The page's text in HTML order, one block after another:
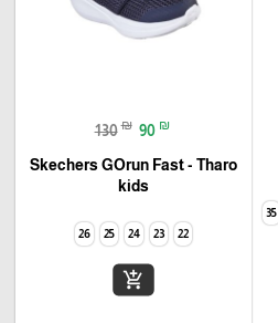
35
130 ₪ 90 ₪
Skechers GOrun Fast - Tharo
kids
22
23
24
25
26
add_shopping_cart